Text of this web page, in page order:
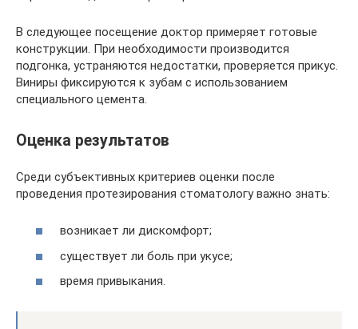
В следующее посещение доктор примеряет готовые
конструкции. При необходимости производится
подгонка, устраняются недостатки, проверяется прикус.
Виниры фиксируются к зубам с использованием
специального цемента.
Оценка результатов
Среди субъективных критериев оценки после
проведения протезирования стоматологу важно знать:
возникает ли дискомфорт;
существует ли боль при укусе;
время привыкания.